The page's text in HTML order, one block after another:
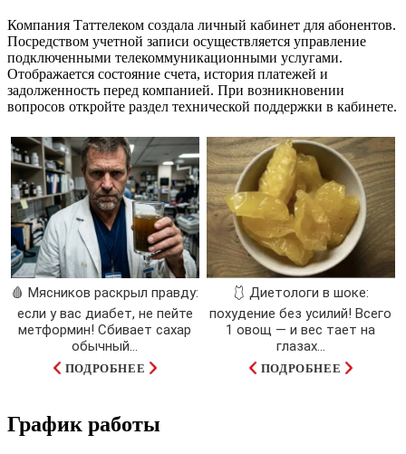
Компания Таттелеком создала личный кабинет для абонентов.
Посредством учетной записи осуществляется управление
подключенными телекоммуникационными услугами.
Отображается состояние счета, история платежей и
задолженность перед компанией. При возникновении
вопросов откройте раздел технической поддержки в кабинете.
🩸 Мясников раскрыл правду:
если у вас диабет, не пейте
метформин! Сбивает сахар
обычный...
ПОДРОБНЕЕ
🩱 Диетологи в шоке:
похудение без усилий! Всего
1 овощ — и вес тает на
глазах…
ПОДРОБНЕЕ
График работы